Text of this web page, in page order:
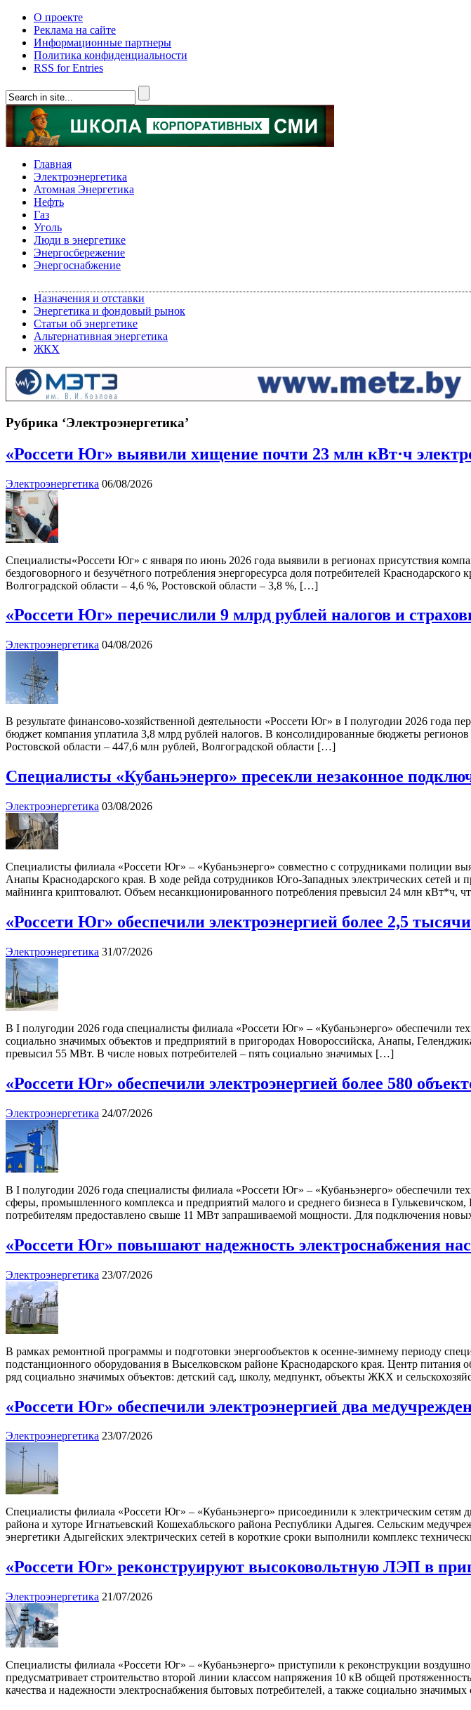
О проекте
Реклама на сайте
Информационные партнеры
Политика конфиденциальности
RSS for Entries
Главная
Электроэнергетика
Атомная Энергетика
Нефть
Газ
Уголь
Люди в энергетике
Энергосбережение
Энергоснабжение
Назначения и отставки
Энергетика и фондовый рынок
Статьи об энергетике
Альтернативная энергетика
ЖКХ
Рубрика ‘Электроэнергетика’
«Россети Юг» выявили хищение почти 23 млн кВт·ч
Электроэнергетика 06/08/2026
Специалисты«Россети Юг» с января по июнь 2026 года выявили в регионах присутствия
бездоговорного и безучётного потребления энергоресурса доля потребителей
Волгоградской области – 4,6 %, Ростовской области – 3,8 %, […]
«Россети Юг» перечислили 9 млрд рублей налогов и
Электроэнергетика 04/08/2026
В результате финансово-хозяйственной деятельности «Россети Юг» в I полугодии 2026
бюджет компания уплатила 3,8 млрд рублей налогов. В консолидированные бюджеты
Ростовской области – 447,6 млн рублей, Волгоградской области […]
Специалисты «Кубаньэнерго» пресекли незаконное
Электроэнергетика 03/08/2026
Специалисты филиала «Россети Юг» – «Кубаньэнерго» совместно с сотрудниками полиции
Анапы Краснодарского края. В ходе рейда сотрудников Юго-Западных электрических сетей и
майнинга криптовалют. Объем несанкционированного потребления превысил 24 млн кВт*ч,
«Россети Юг» обеспечили электроэнергией более 2,5
Электроэнергетика 31/07/2026
В I полугодии 2026 года специалисты филиала «Россети Юг» – «Кубаньэнерго» обеспечили
социально значимых объектов и предприятий в пригородах Новороссийска, Анапы,
превысил 55 МВт. В числе новых потребителей – пять социально значимых […]
«Россети Юг» обеспечили электроэнергией более 580
Электроэнергетика 24/07/2026
В I полугодии 2026 года специалисты филиала «Россети Юг» – «Кубаньэнерго» обеспечили
сферы, промышленного комплекса и предприятий малого и среднего бизнеса в
потребителям предоставлено свыше 11 МВт запрашиваемой мощности. Для подключения
«Россети Юг» повышают надежность электроснабжения
Электроэнергетика 23/07/2026
В рамках ремонтной программы и подготовки энергообъектов к осенне-зимнему периоду
подстанционного оборудования в Выселковском районе Краснодарского края. Центр
ряд социально значимых объектов: детский сад, школу, медпункт, объекты ЖКХ и
«Россети Юг» обеспечили электроэнергией два
Электроэнергетика 23/07/2026
Специалисты филиала «Россети Юг» – «Кубаньэнерго» присоединили к электрическим
района и хуторе Игнатьевский Кошехабльского района Республики Адыгея. Сельским
энергетики Адыгейских электрических сетей в короткие сроки выполнили комплекс
«Россети Юг» реконструируют высоковольтную ЛЭП в
Электроэнергетика 21/07/2026
Специалисты филиала «Россети Юг» – «Кубаньэнерго» приступили к реконструкции
предусматривает строительство второй линии классом напряжения 10 кВ общей
качества и надежности электроснабжения бытовых потребителей, а также социально